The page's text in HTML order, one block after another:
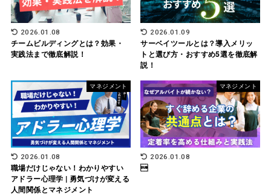
2026.01.08
チームビルディングとは？効果・
実践法まで徹底解説！
2026.01.09
サーベイツールとは？導入メリッ
トと選び方・おすすめ5選を徹底解
説！
マネジメント
2026.01.08
職場だけじゃない！わかりやすい
アドラー心理学 | 勇気づけが変える
人間関係とマネジメント
マネジメント
2026.01.08
